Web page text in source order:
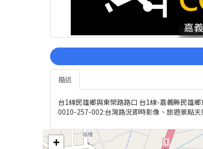
嘉
描述
台1線民雄鄉與東榮路路口 台1線-嘉義縣民雄
0010-257-002:台灣路況即時影像、旅遊景點
+